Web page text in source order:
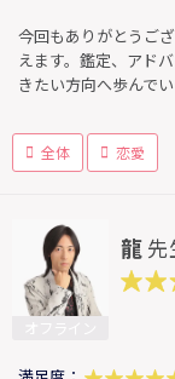
今回もありがとうご
えます。鑑定、アド
きたい方向へ歩んで
全体 恋愛
龍 先